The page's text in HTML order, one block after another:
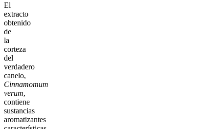
El
extracto
obtenido
de
la
corteza
del
verdadero
canelo,
Cinnamomum
verum,
contiene
sustancias
aromatizantes